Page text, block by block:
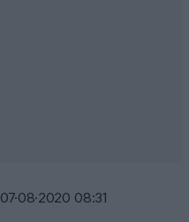
07·08·2020 08:31